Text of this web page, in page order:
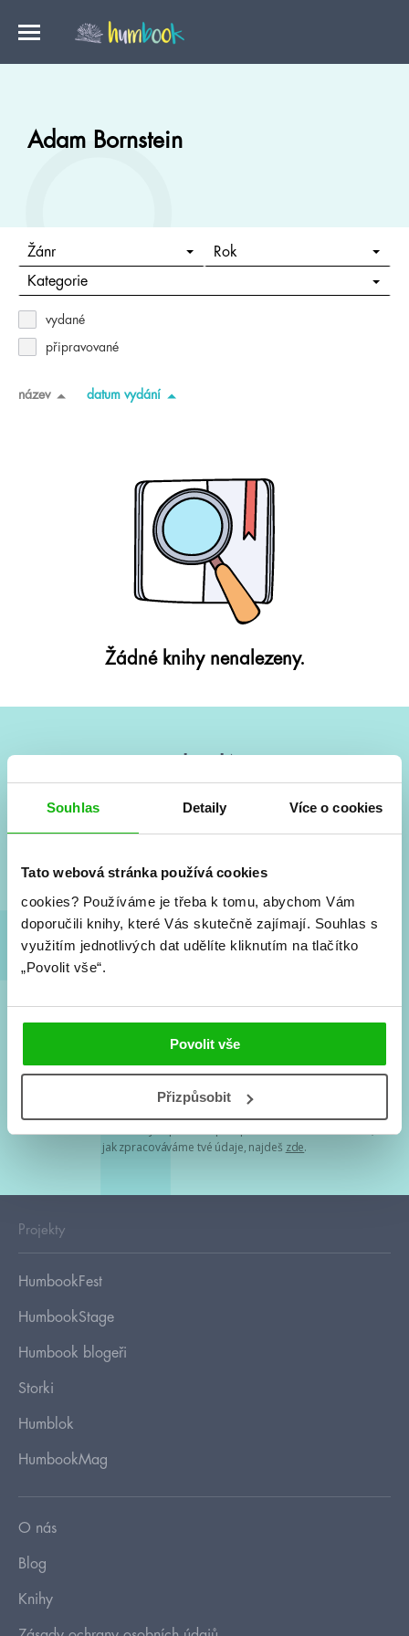
Souhlas Detaily Více o cookies
Tato webová stránka používá cookies
cookies? Používáme je třeba k tomu, abychom Vám
doporučili knihy, které Vás skutečně zajímají. Souhlas s
využitím jednotlivých dat udělíte kliknutím na tlačítko
„Povolit vše“.
Povolit vše
Přizpůsobit
Adam Bornstein
Žánr Rok
Kategorie
vydané
připravované
název datum vydání
Žádné knihy nenalezeny.
Vše kolem #youngadult každý měsíc rovnou do mailu!
a seriálové adaptace a další.
Souhlasím spodmínkami zpracování osobních údajů
Tvá e-mailová adresa je u nás v bezpečí. Přečti si
jak zpracováváme tvé údaje, najdeš zde.
Projekty
HumbookFest
HumbookStage
Humbook blogeři
Storki
Humblok
HumbookMag
O nás
Blog
Knihy